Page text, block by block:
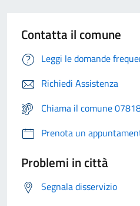
Contatta il comune
Leggi le domande
Richiedi Assistenza
Chiama il comune
Prenota un
Problemi in città
Segnala disservizio